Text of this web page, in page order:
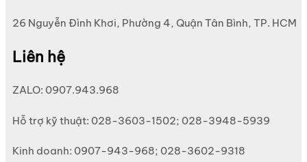
26 Nguyễn Đình Khơi, Phường 4, Quận Tân Bình, TP. HCM
Liên hệ
ZALO: 0907.943.968
Hỗ trợ kỹ thuật: 028-3603-1502; 028-3948-5939
Kinh doanh: 0907-943-968; 028-3602-9318